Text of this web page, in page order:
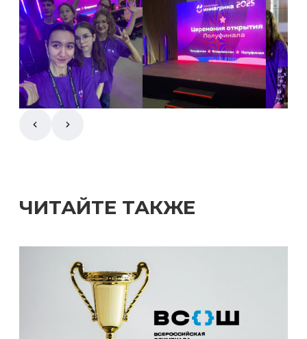
ЧИТАЙТЕ ТАКЖЕ